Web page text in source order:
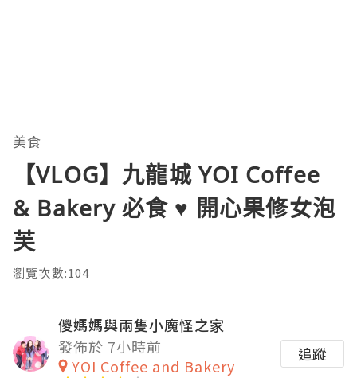
美食
【VLOG】九龍城 YOI Coffee
& Bakery 必食 ♥ 開心果修女泡
芙
瀏覽次數:104
儍媽媽與兩隻小魔怪之家
發佈於 7小時前
YOI Coffee and Bakery
追蹤